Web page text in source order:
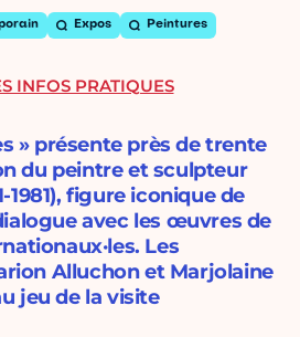
Expos Peintures
» présente près de trente
du peintre et sculpteur
1981), figure iconique de
avec les œuvres de
Les
Alluchon et Marjolaine
jeu de la visite
INFOS PRATIQUES